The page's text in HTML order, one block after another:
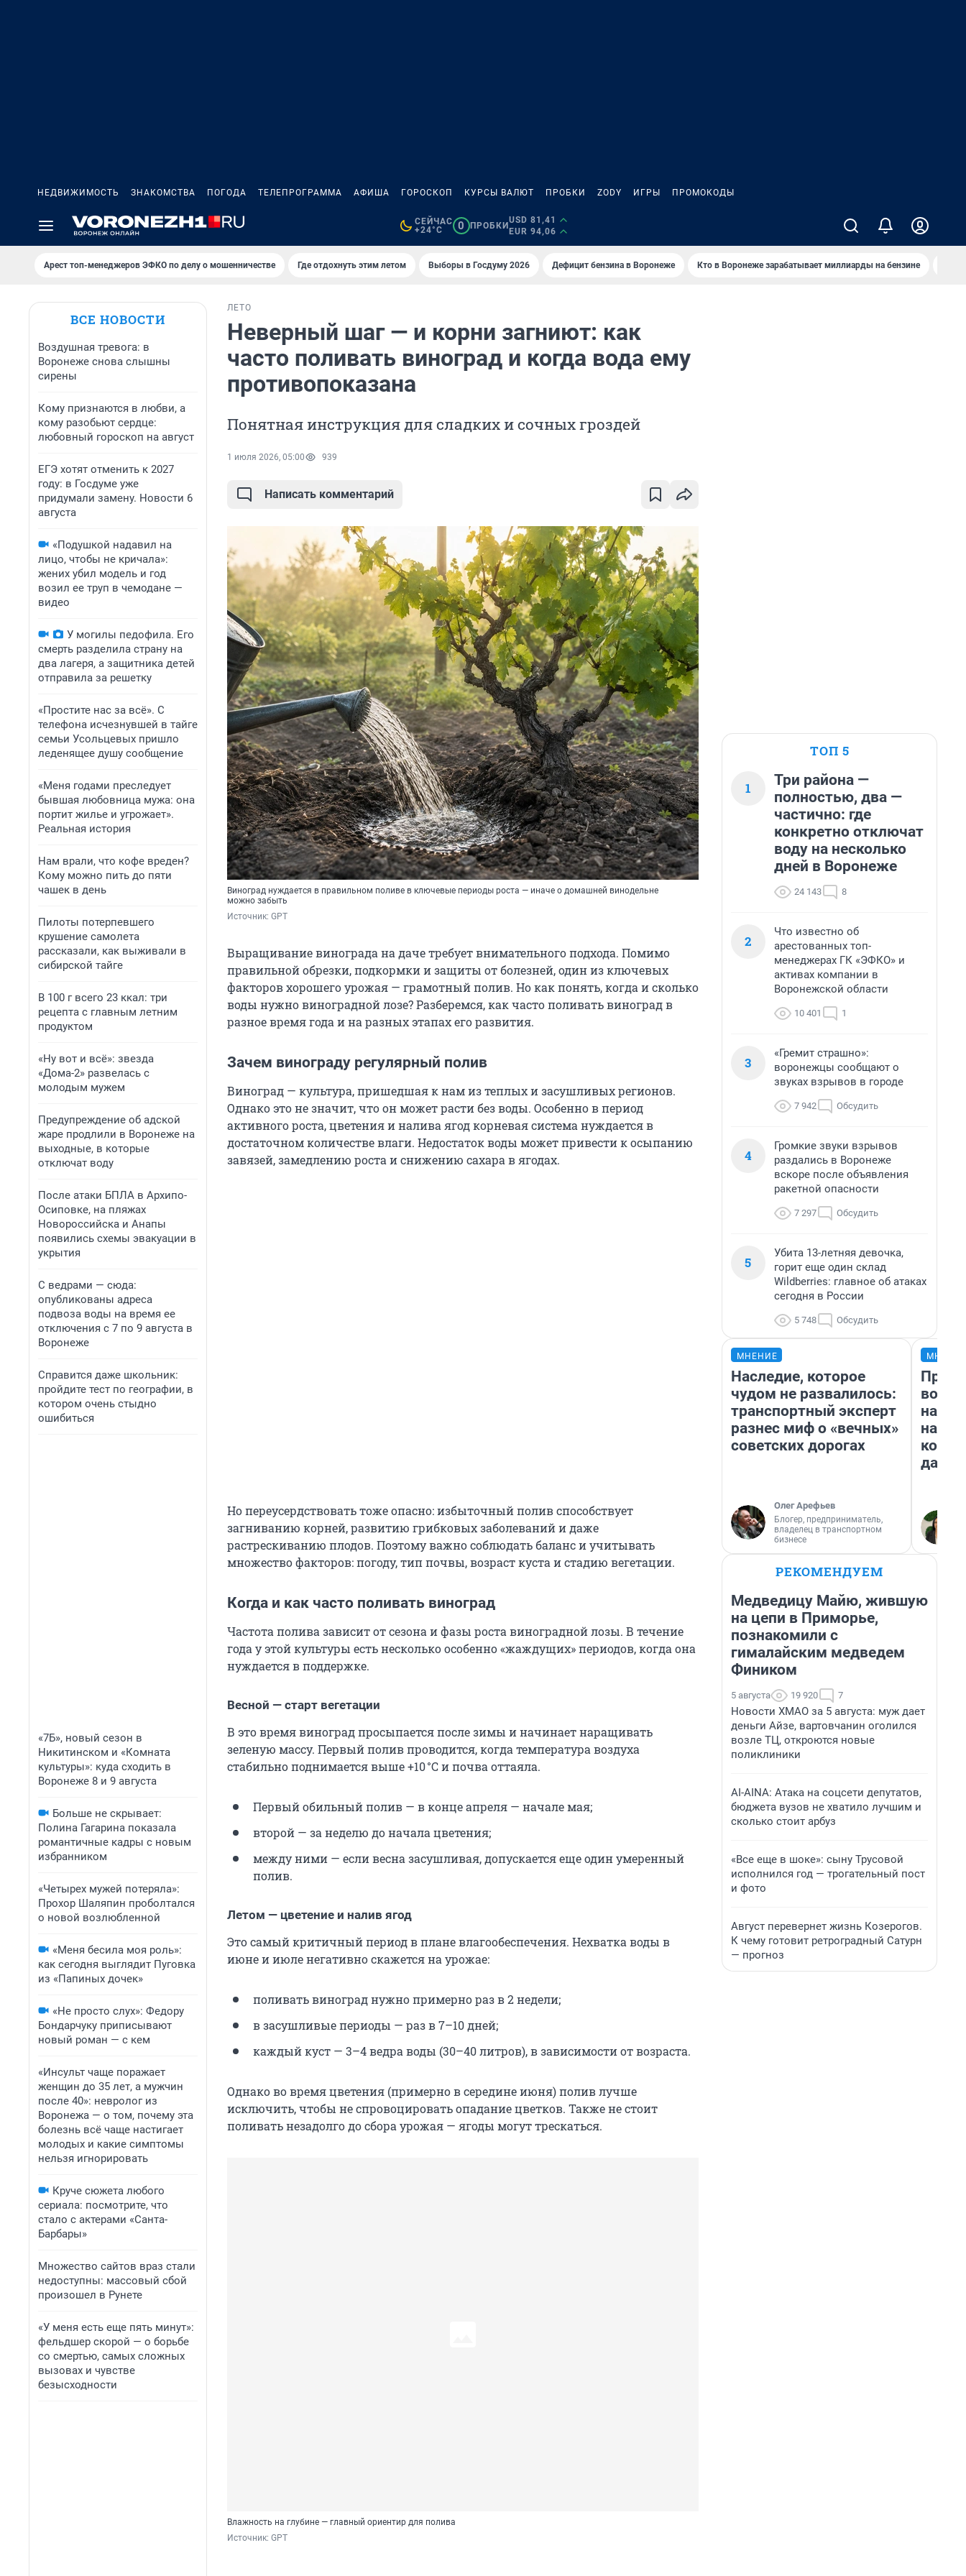
НЕДВИЖИМОСТЬ ЗНАКОМСТВА ПОГОДА ТЕЛЕПРОГРАММА АФИША ГОРОСКОП КУРСЫ ВАЛЮТ ПРОБКИ ZODY ИГРЫ ПРОМОКОДЫ
СЕЙЧАС
+24°C
0 ПРОБКИ
USD 81,41
EUR 94,06
Арест топ-менеджеров ЭФКО по делу о мошенничестве Где отдохнуть этим летом Выборы в Госдуму 2026 Дефицит бензина в Воронеже Кто в Воронеже зарабатывает миллиарды на бензине
ВСЕ НОВОСТИ
Воздушная тревога: в
Воронеже снова слышны
сирены
Кому признаются в любви, а
кому разобьют сердце:
любовный гороскоп на август
ЕГЭ хотят отменить к 2027
году: в Госдуме уже
придумали замену. Новости 6
августа
«Подушкой надавил на
лицо, чтобы не кричала»:
жених убил модель и год
возил ее труп в чемодане —
видео
У могилы педофила. Его
смерть разделила страну на
два лагеря, а защитника детей
отправила за решетку
«Простите нас за всё». С
телефона исчезнувшей в тайге
семьи Усольцевых пришло
леденящее душу сообщение
«Меня годами преследует
бывшая любовница мужа: она
портит жилье и угрожает».
Реальная история
Нам врали, что кофе вреден?
Кому можно пить до пяти
чашек в день
Пилоты потерпевшего
крушение самолета
рассказали, как выживали в
сибирской тайге
В 100 г всего 23 ккал: три
рецепта с главным летним
продуктом
«Ну вот и всё»: звезда
«Дома-2» развелась с
молодым мужем
Предупреждение об адской
жаре продлили в Воронеже на
выходные, в которые
отключат воду
После атаки БПЛА в Архипо-
Осиповке, на пляжах
Новороссийска и Анапы
появились схемы эвакуации в
укрытия
С ведрами — сюда:
опубликованы адреса
подвоза воды на время ее
отключения с 7 по 9 августа в
Воронеже
Справится даже школьник:
пройдите тест по географии, в
котором очень стыдно
ошибиться
«7Б», новый сезон в
Никитинском и «Комната
культуры»: куда сходить в
Воронеже 8 и 9 августа
Больше не скрывает:
Полина Гагарина показала
романтичные кадры с новым
избранником
«Четырех мужей потеряла»:
Прохор Шаляпин проболтался
о новой возлюбленной
«Меня бесила моя роль»:
как сегодня выглядит Пуговка
из «Папиных дочек»
«Не просто слух»: Федору
Бондарчуку приписывают
новый роман — с кем
«Инсульт чаще поражает
женщин до 35 лет, а мужчин
после 40»: невролог из
Воронежа — о том, почему эта
болезнь всё чаще настигает
молодых и какие симптомы
нельзя игнорировать
Круче сюжета любого
сериала: посмотрите, что
стало с актерами «Санта-
Барбары»
Множество сайтов враз стали
недоступны: массовый сбой
произошел в Рунете
«У меня есть еще пять минут»:
фельдшер скорой — о борьбе
со смертью, самых сложных
вызовах и чувстве
безысходности
ЛЕТО
Неверный шаг — и корни загниют: как
часто поливать виноград и когда вода ему
противопоказана
Понятная инструкция для сладких и сочных гроздей
1 июля 2026, 05:00 939
Написать комментарий
Виноград нуждается в правильном поливе в ключевые периоды роста — иначе о домашней винодельне
можно забыть
Источник: GPT
Выращивание винограда на даче требует внимательного подхода. Помимо
правильной обрезки, подкормки и защиты от болезней, один из ключевых
факторов хорошего урожая — грамотный полив. Но как понять, когда и сколько
воды нужно виноградной лозе? Разберемся, как часто поливать виноград в
разное время года и на разных этапах его развития.
Зачем винограду регулярный полив
Виноград — культура, пришедшая к нам из теплых и засушливых регионов.
Однако это не значит, что он может расти без воды. Особенно в период
активного роста, цветения и налива ягод корневая система нуждается в
достаточном количестве влаги. Недостаток воды может привести к осыпанию
завязей, замедлению роста и снижению сахара в ягодах.
Но переусердствовать тоже опасно: избыточный полив способствует
загниванию корней, развитию грибковых заболеваний и даже
растрескиванию плодов. Поэтому важно соблюдать баланс и учитывать
множество факторов: погоду, тип почвы, возраст куста и стадию вегетации.
Когда и как часто поливать виноград
Частота полива зависит от сезона и фазы роста виноградной лозы. В течение
года у этой культуры есть несколько особенно «жаждущих» периодов, когда она
нуждается в поддержке.
Весной — старт вегетации
В это время виноград просыпается после зимы и начинает наращивать
зеленую массу. Первый полив проводится, когда температура воздуха
стабильно поднимается выше+10 °Cи почва оттаяла.
Первый обильный полив — в конце апреля — начале мая;
второй — за неделю до начала цветения;
между ними — если весна засушливая, допускается еще один умеренный
полив.
Летом — цветение и налив ягод
Это самый критичный период в плане влагообеспечения. Нехватка воды в
июне и июле негативно скажется на урожае:
поливать виноград нужно примерно раз в 2 недели;
в засушливые периоды — раз в 7–10 дней;
каждый куст — 3–4 ведра воды (30–40 литров), в зависимости от возраста.
Однако во время цветения (примерно в середине июня) полив лучше
исключить, чтобы не спровоцировать опадание цветков. Также не стоит
поливать незадолго до сбора урожая — ягоды могут трескаться.
Влажность на глубине — главный ориентир для полива
Источник: GPT
ТОП 5
1
Три района —
полностью, два —
частично: где
конкретно отключат
воду на несколько
дней в Воронеже
24 143 8
2
Что известно об
арестованных топ-
менеджерах ГК «ЭФКО» и
активах компании в
Воронежской области
10 401 1
3
«Гремит страшно»:
воронежцы сообщают о
звуках взрывов в городе
7 942 Обсудить
4
Громкие звуки взрывов
раздались в Воронеже
вскоре после объявления
ракетной опасности
7 297 Обсудить
5
Убита 13-летняя девочка,
горит еще один склад
Wildberries: главное об атаках
сегодня в России
5 748 Обсудить
МНЕНИЕ
Наследие, которое
чудом не развалилось:
транспортный эксперт
разнес миф о «вечных»
советских дорогах
Олег Арефьев
Блогер, предприниматель,
владелец в транспортном
бизнесе
нам
даже
РЕКОМЕНДУЕМ
Медведицу Майю, жившую
на цепи в Приморье,
познакомили с
гималайским медведем
Фиником
5 августа 19 920 7
Новости ХМАО за 5 августа: муж дает
деньги Айзе, вартовчанин оголился
возле ТЦ, откроются новые
поликлиники
AI-AINA: Атака на соцсети депутатов,
бюджета вузов не хватило лучшим и
сколько стоит арбуз
«Все еще в шоке»: сыну Трусовой
исполнился год — трогательный пост
и фото
Август перевернет жизнь Козерогов.
К чему готовит ретроградный Сатурн
— прогноз